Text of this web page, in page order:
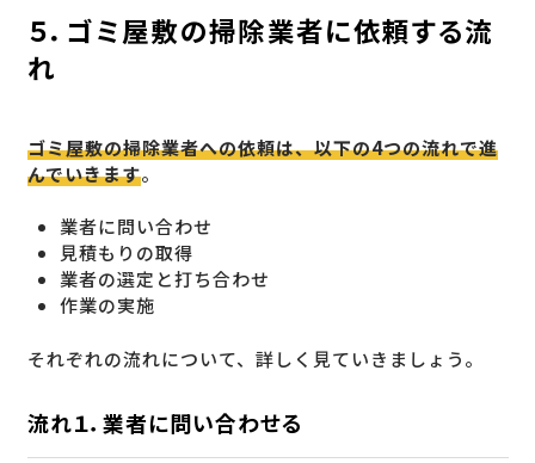
５．ゴミ屋敷の掃除業者に依頼する流
れ
ゴミ屋敷の掃除業者への依頼は、以下の4つの流れで進
んでいきます。
業者に問い合わせ
見積もりの取得
業者の選定と打ち合わせ
作業の実施
それぞれの流れについて、詳しく見ていきましょう。
流れ１．業者に問い合わせる